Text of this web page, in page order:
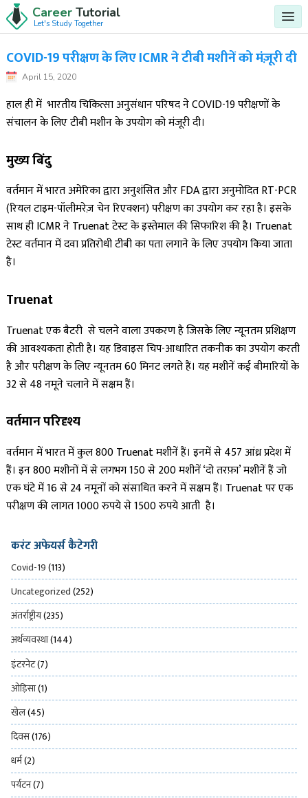
Career Tutorial
Let's Study Together
COVID-19 परीक्षण के लिए ICMR ने टीबी मशीनें को मंज़ूरी दी
April 15, 2020
हाल ही में भारतीय चिकित्सा अनुसंधान परिषद ने COVID-19 परीक्षणों के
संचालन के लिए टीबी मशीन के उपयोग को मंजूरी दी।
मुख्य बिंदु
वर्तमान में भारत अमेरिका द्वारा अनुशंसित और FDA द्वारा अनुमोदित RT-PCR
(रियल टाइम-पॉलीमरेज़ चेन रिएक्शन) परीक्षण का उपयोग कर रहा है। इसके
साथ ही ICMR ने Truenat टेस्ट के इस्तेमाल की सिफारिश की है। Truenat
टेस्ट वर्तमान में दवा प्रतिरोधी टीबी का पता लगाने के लिए उपयोग किया जाता
है।
Truenat
Truenat एक बैटरी से चलने वाला उपकरण है जिसके लिए न्यूनतम प्रशिक्षण
की आवश्यकता होती है। यह डिवाइस चिप-आधारित तकनीक का उपयोग करती
है और परीक्षण के लिए न्यूनतम 60 मिनट लगते हैं। यह मशीनें कई बीमारियों के
32 से 48 नमूने चलाने में सक्षम हैं।
वर्तमान परिदृश्य
वर्तमान में भारत में कुल 800 Truenat मशीनें हैं। इनमें से 457 आंध्र प्रदेश में
हैं। इन 800 मशीनों में से लगभग 150 से 200 मशीनें ‘दो तरफ़ा’ मशीनें हैं जो
एक घंटे में 16 से 24 नमूनों को संसाधित करने में सक्षम हैं। Truenat पर एक
परीक्षण की लागत 1000 रुपये से 1500 रुपये आती है।
करंट अफेयर्स कैटेगरी
Covid-19(113)
Uncategorized(252)
अंतर्राष्ट्रीय(235)
अर्थव्यवस्था(144)
इंटरनेट(7)
ओड़िसा(1)
खेल(45)
दिवस(176)
धर्म(2)
पर्यटन(7)